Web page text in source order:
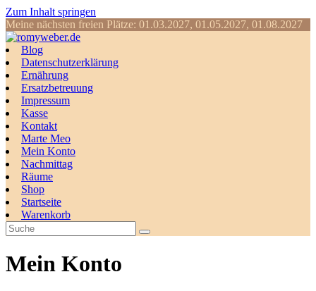
Zum Inhalt springen
Meine nächsten freien Plätze: 01.03.2027, 01.05.2027, 01.08.2027
Blog
Datenschutzerklärung
Ernährung
Ersatzbetreuung
Impressum
Kasse
Kontakt
Marte Meo
Mein Konto
Nachmittag
Räume
Shop
Startseite
Warenkorb
Mein Konto